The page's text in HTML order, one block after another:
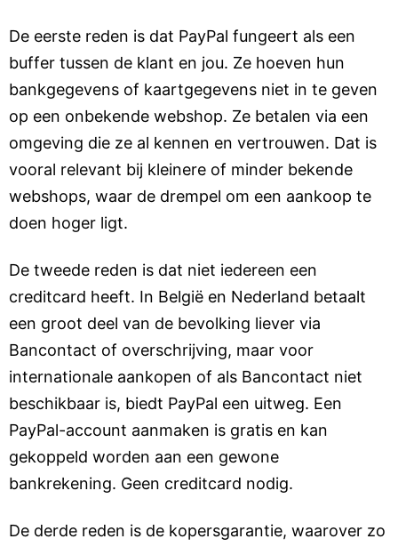
De eerste reden is dat PayPal fungeert als een
buffer tussen de klant en jou. Ze hoeven hun
bankgegevens of kaartgegevens niet in te geven
op een onbekende webshop. Ze betalen via een
omgeving die ze al kennen en vertrouwen. Dat is
vooral relevant bij kleinere of minder bekende
webshops, waar de drempel om een aankoop te
doen hoger ligt.
De tweede reden is dat niet iedereen een
creditcard heeft. In België en Nederland betaalt
een groot deel van de bevolking liever via
Bancontact of overschrijving, maar voor
internationale aankopen of als Bancontact niet
beschikbaar is, biedt PayPal een uitweg. Een
PayPal-account aanmaken is gratis en kan
gekoppeld worden aan een gewone
bankrekening. Geen creditcard nodig.
De derde reden is de kopersgarantie, waarover zo